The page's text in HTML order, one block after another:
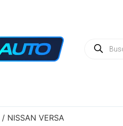
/ NISSAN VERSA